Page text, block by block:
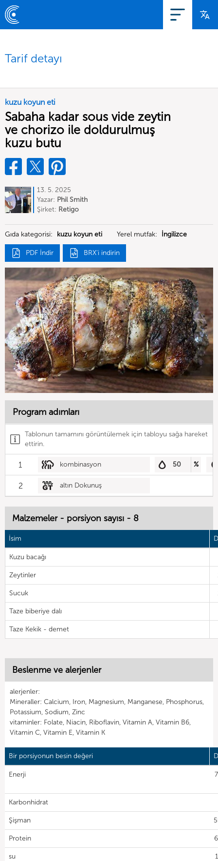
Tarif detayı
kuzu koyun eti
Sabaha kadar sous vide zeytin
ve chorizo ile doldurulmuş
kuzu butu
13. 5. 2025
Yazar: Phil Smith
Şirket: Retigo
Gıda kategorisi: kuzu koyun eti Yerel mutfak: İngilizce
PDF İndir BRX'i indirin
Program adımları
Tablonun tamamını görüntülemek için tabloyu sağa hareket
ettirin.
1 kombinasyon 50 %
2 altın Dokunuş
Malzemeler - porsiyon sayısı - 8
İsim
Kuzu bacağı
Zeytinler
Sucuk
Taze biberiye dalı
Taze Kekik - demet
Beslenme ve alerjenler
alerjenler:
Mineraller: Calcium, Iron, Magnesium, Manganese, Phosphorus,
Potassium, Sodium, Zinc
vitaminler: Folate, Niacin, Riboflavin, Vitamin A, Vitamin B6,
Vitamin C, Vitamin E, Vitamin K
Bir porsiyonun besin değeri
Enerji
Karbonhidrat
Şişman
Protein
su